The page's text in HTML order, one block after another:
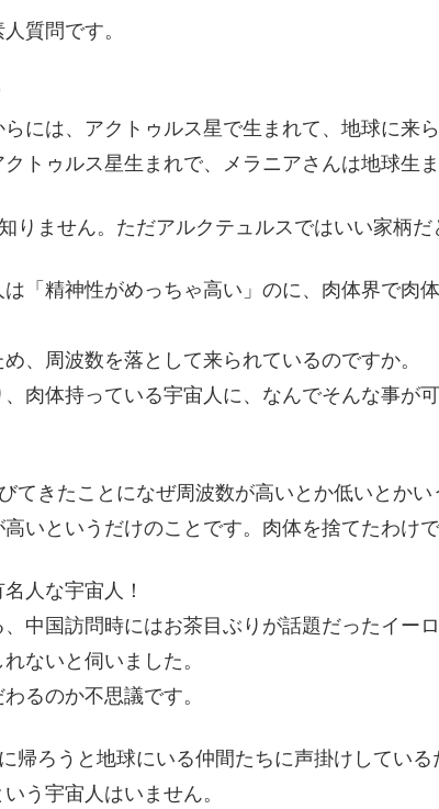
質問です。
らには、アクトゥルス星で生まれて、地球に来
トゥルス星生まれで、メラニアさんは地球生ま
ません。ただアルクテュルスではいい家柄だ
は「精神性がめっちゃ高い」のに、肉体界で肉
、周波数を落として来られているのですか。
肉体持っている宇宙人に、なんでそんな事が
きたことになぜ周波数が高いとか低いとかい
いというだけのことです。肉体を捨てたわけ
人な宇宙人！
中国訪問時にはお茶目ぶりが話題だったイー
ないと伺いました。
るのか不思議です。
ろうと地球にいる仲間たちに声掛けしている
う宇宙人はいません。